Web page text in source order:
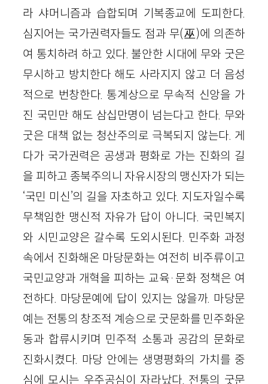
라 샤머니즘과 습합되며 기복종교에 도피한다.
심지어는 국가권력자들도 점과 무(巫)에 의존하
여 통치하려 하고 있다. 불안한 시대에 무와 굿은
무시하고 방치한다 해도 사라지지 않고 더 음성
적으로 번창한다. 통계상으로 무속적 신앙을 가
진 국민만 해도 삼십만명이 넘는다고 한다. 무와
굿은 대책 없는 청산주의로 극복되지 않는다. 게
다가 국가권력은 공생과 평화로 가는 진화의 길
을 피하고 종북주의니 자유시장의 맹신자가 되는
‘국민 미신’의 길을 자초하고 있다. 지도자일수록
무책임한 맹신적 자유가 답이 아니다. 국민복지
와 시민교양은 갈수록 도외시된다. 민주화 과정
속에서 진화해온 마당문화는 여전히 비주류이고
국민교양과 개혁을 피하는 교육·문화 정책은 여
전하다. 마당문예에 답이 있지는 않을까. 마당문
예는 전통의 창조적 계승으로 굿문화를 민주화운
동과 합류시키며 민주적 소통과 공감의 문화로
진화시켰다. 마당 안에는 생명평화의 가치를 중
심에 모시는 우주공심이 자라났다. 전통의 굿문